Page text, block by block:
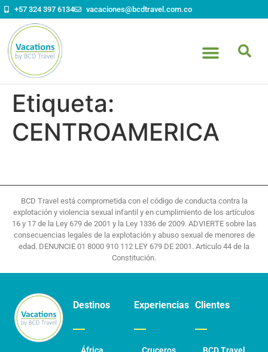
contenido
+57 324 397 6134 vacaciones@bcdtravel.com.co
Etiqueta:
CENTROAMERICA
BCD Travel está comprometida con el código de conducta contra la
explotación y violencia sexual infantil y en cumplimiento de los artículos
16 y 17 de la Ley 679 de 2001 y la Ley 1336 de 2009. ADVIERTE sobre las
consecuencias legales de la explotación y abuso sexual de menores de
edad. DENUNCIE 01 8000 910 112 LEY 679 DE 2001. Artículo 44 de la
Constitución.
Destinos Experiencias Clientes